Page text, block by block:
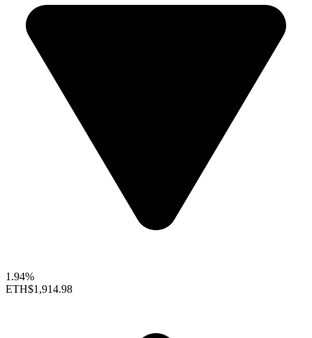
1.94%
ETH$1,914.98